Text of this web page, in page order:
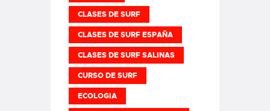
CLASES DE SURF
CLASES DE SURF ESPAÑA
CLASES DE SURF SALINAS
CURSO DE SURF
ECOLOGIA